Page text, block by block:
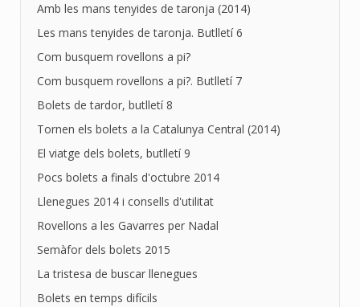
Amb les mans tenyides de taronja (2014)
Les mans tenyides de taronja. Butlletí 6
Com busquem rovellons a pi?
Com busquem rovellons a pi?. Butlletí 7
Bolets de tardor, butlletí 8
Tornen els bolets a la Catalunya Central (2014)
El viatge dels bolets, butlletí 9
Pocs bolets a finals d'octubre 2014
Llenegues 2014 i consells d'utilitat
Rovellons a les Gavarres per Nadal
Semàfor dels bolets 2015
La tristesa de buscar llenegues
Bolets en temps difícils